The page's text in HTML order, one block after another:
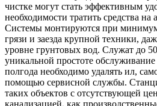
чистке могут стать эффективным
необходимости тратить средства
Системы монтируются при
грязи и заезда крупной техники,
уровне грунтовых вод. Служат до
уникальной простоте
полгода необходимо удалять ил,
помощью сервисной службы.
таких объектов с отсутствующей